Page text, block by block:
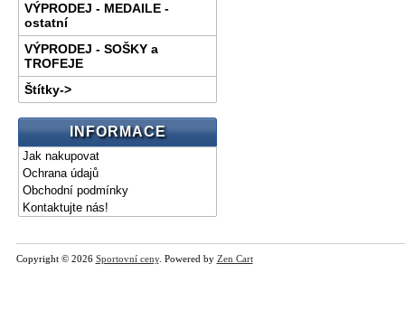
VÝPRODEJ - MEDAILE -
ostatní
VÝPRODEJ - SOŠKY a
TROFEJE
Štítky->
INFORMACE
Jak nakupovat
Ochrana údajů
Obchodní podmínky
Kontaktujte nás!
Copyright © 2026 Sportovní ceny. Powered by Zen Cart